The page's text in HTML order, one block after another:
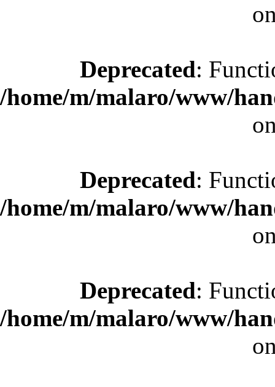
Deprecated:
/home/m/malaro/www/
Deprecated:
/home/m/malaro/www/
Deprecated:
/home/m/malaro/www/